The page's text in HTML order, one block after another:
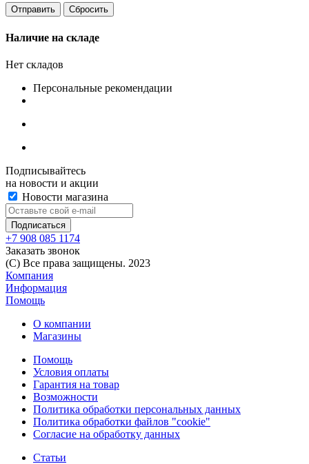
Сбросить
Наличие на складе
Нет складов
Персональные рекомендации
Подписывайтесь
на новости и акции
Новости магазина
+7 908 085 1174
Заказать звонок
(C) Все права защищены. 2023
Компания
Информация
Помощь
О компании
Магазины
Помощь
Условия оплаты
Гарантия на товар
Возможности
Политика обработки персональных данных
Политика обработки файлов "cookie"
Согласие на обработку данных
Статьи